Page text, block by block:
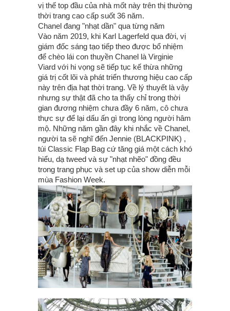
vị thế top đầu của nhà mốt này trên thị thường
thời trang cao cấp suốt 36 năm.
Chanel đang "nhạt dần" qua từng năm
Vào năm 2019, khi Karl Lagerfeld qua đời, vị
giám đốc sáng tạo tiếp theo được bổ nhiệm
để chèo lái con thuyền Chanel là Virginie
Viard với hi vọng sẽ tiếp tục kế thừa những
giá trị cốt lõi và phát triển thương hiệu cao cấp
này trên địa hạt thời trang. Về lý thuyết là vậy
nhưng sự thật đã cho ta thấy chỉ trong thời
gian đương nhiệm chưa đầy 6 năm, cô chưa
thực sự để lại dấu ấn gì trong lòng người hâm
mộ. Những năm gần đây khi nhắc về Chanel,
người ta sẽ nghĩ đến Jennie (BLACKPINK) ,
túi Classic Flap Bag cứ tăng giá một cách khó
hiểu, dạ tweed và sự "nhạt nhẽo" đồng đều
trong trang phục và set up của show diễn mỗi
mùa Fashion Week.